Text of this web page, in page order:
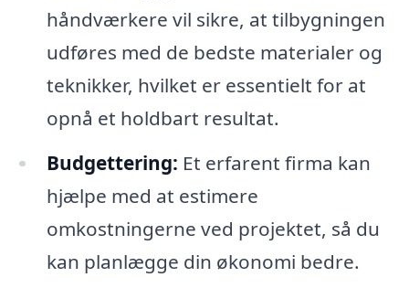
håndværkere vil sikre, at tilbygningen
udføres med de bedste materialer og
teknikker, hvilket er essentielt for at
opnå et holdbart resultat.
Budgettering: Et erfarent firma kan
hjælpe med at estimere
omkostningerne ved projektet, så du
kan planlægge din økonomi bedre.